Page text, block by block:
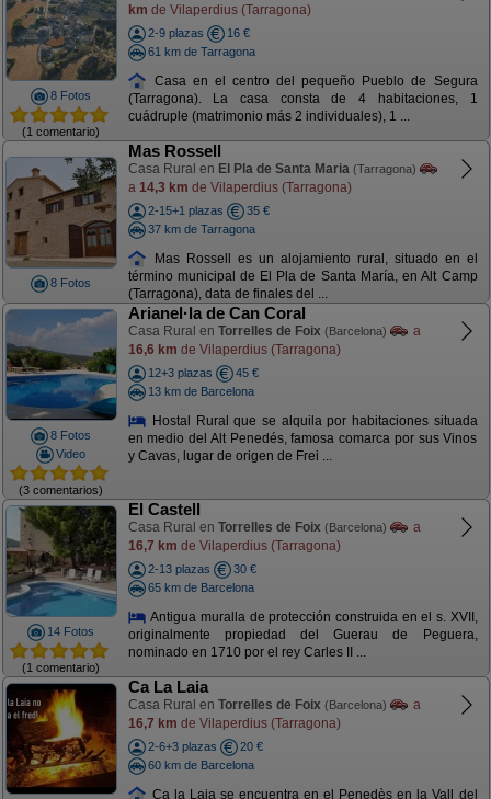
8 Fotos
(1 comentario)
km de Vilaperdius (Tarragona)
2-9 plazas
16 €
61 km de Tarragona
Casa en el centro del pequeño Pueblo de Segura
(Tarragona). La casa consta de 4 habitaciones, 1
cuádruple (matrimonio más 2 individuales), 1 ...
8 Fotos
Mas Rossell
Casa Rural en El Pla de Santa Maria (Tarragona)
a 14,3 km de Vilaperdius (Tarragona)
2-15+1 plazas
35 €
37 km de Tarragona
Mas Rossell es un alojamiento rural, situado en el
término municipal de El Pla de Santa María, en Alt Camp
(Tarragona), data de finales del ...
8 Fotos
Video
(3 comentarios)
Arianel·la de Can Coral
Casa Rural en Torrelles de Foix (Barcelona)
a
16,6 km de Vilaperdius (Tarragona)
12+3 plazas
45 €
13 km de Barcelona
Hostal Rural que se alquila por habitaciones situada
en medio del Alt Penedés, famosa comarca por sus Vinos
y Cavas, lugar de origen de Frei ...
14 Fotos
(1 comentario)
El Castell
Casa Rural en Torrelles de Foix (Barcelona)
a
16,7 km de Vilaperdius (Tarragona)
2-13 plazas
30 €
65 km de Barcelona
Antigua muralla de protección construida en el s. XVII,
originalmente propiedad del Guerau de Peguera,
nominado en 1710 por el rey Carles II ...
Ca La Laia
Casa Rural en Torrelles de Foix (Barcelona)
a
16,7 km de Vilaperdius (Tarragona)
2-6+3 plazas
20 €
60 km de Barcelona
Ca la Laia se encuentra en el Penedès en la Vall del